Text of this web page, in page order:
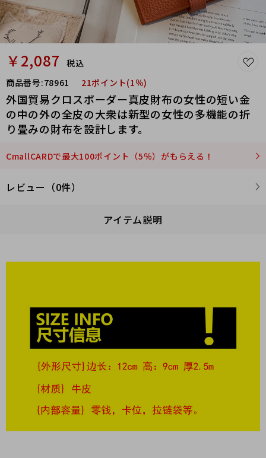
￥2,087
税込
商品番号:78961 21ポイント(1％)
外国貿易クロスボーダー真皮財布の女性の短い金
の中の外の全皮の大衆は新型の女性の多機能の折
り畳みの財布を設計します。
CmallCARDで最大100ポイント（5％）がもらえる！
レビュー（0件）
アイテム説明